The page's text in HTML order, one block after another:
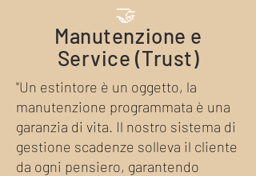
🤝
Manutenzione e
Service (Trust)
"Un estintore è un oggetto, la
manutenzione programmata è una
garanzia di vita. Il nostro sistema di
gestione scadenze solleva il cliente
da ogni pensiero, garantendo